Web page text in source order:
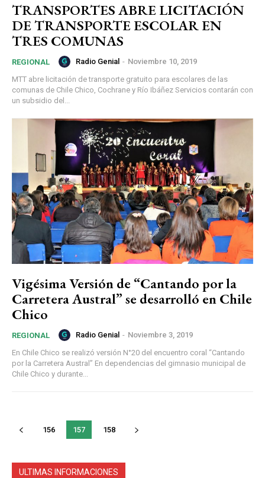
TRANSPORTES ABRE LICITACIÓN
DE TRANSPORTE ESCOLAR EN
TRES COMUNAS
REGIONAL Radio Genial - Noviembre 10, 2019
MTT abre licitación de transporte gratuito para escolares de las
comunas de Chile Chico, Cochrane y Río Ibáñez Servicios contarán con
un subsidio del...
Vigésima Versión de “Cantando por la
Carretera Austral” se desarrolló en Chile
Chico
REGIONAL Radio Genial - Noviembre 3, 2019
En Chile Chico se realizó versión N°20 del encuentro coral “Cantando
por la Carretera Austral” En dependencias del gimnasio municipal de
Chile Chico y durante...
156 157 158
ULTIMAS INFORMACIONES